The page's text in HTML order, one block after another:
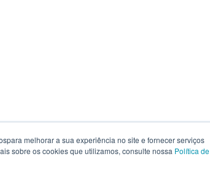
melhorar a sua experiência no site e fornecer serviços
sobre os cookies que utilizamos, consulte nossa Política de